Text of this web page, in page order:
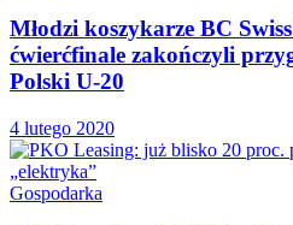
Młodzi koszykarze BC
ćwierćfinale zakończyli
Polski U-20
4 lutego 2020
Gospodarka